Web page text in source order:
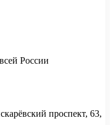
России
проспект, 63,